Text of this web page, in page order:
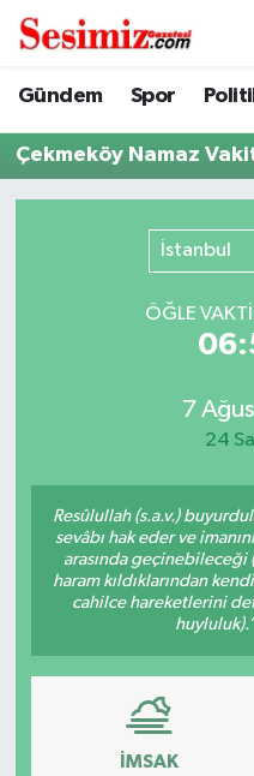
Gündem Spor
Çekmeköy Namaz
İstanbul
ÖĞLE
7
24
Resûlullah (s.a.v.)
sevâbı hak eder ve
arasında geçinebileceği
haram kıldıklarından
cahilce hareketlerini
İMSAK
Dünya
Eğitim
Sağlık
Spor
Tokat Haberleri
Yaşam
Nöbetçi Eczaneler
Hava Durumu
Trafik Durumu
Süper Lig Puan
Tüm Manşetler
Haber Arşivi